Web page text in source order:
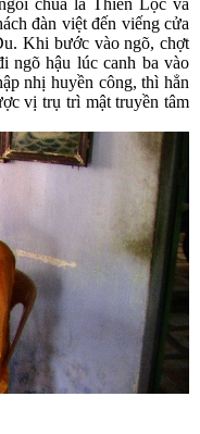
chùa là Thiên Lộc và
đàn việt đến viếng cửa
Khi bước vào ngõ, chợt
ngõ hậu lúc canh ba vào
nhị huyền công, thì hẳn
vị trụ trì mật truyền tâm